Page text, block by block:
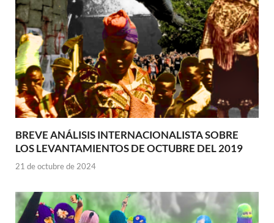
BREVE ANÁLISIS INTERNACIONALISTA SOBRE
LOS LEVANTAMIENTOS DE OCTUBRE DEL 2019
21 de octubre de 2024